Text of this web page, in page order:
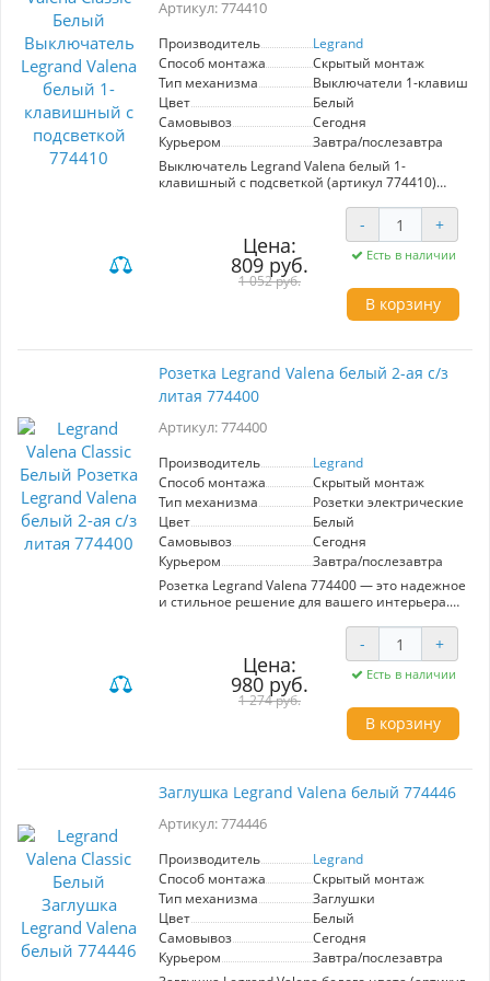
Артикул: 774410
Производитель
Legrand
Способ монтажа
Скрытый монтаж
Тип механизма
Выключатели 1-
Цвет
Белый
Самовывоз
Сегодня
Курьером
Завтра/послезавтра
Выключатель Legrand Valena белый 1-
клавишный с подсветкой (артикул 774410)
освещением в домашних и офисных условиях.
Удобный и стильный, этот выключатель
гармонично впишется в любой интерьер
благодаря своему современному белому цвету
и лаконичному дизайну. Механизм
предназначен для простой и быстрой
установки, что делает его идеальным выбором
обеспечивает легкий доступ к выключателю в
темноте, повышая комфорт использования.
Производитель Legrand известен высоким
качеством своей продукции, что гарантирует
устройства. Выбирая выключатель Valena, вы
эстетику одновременно.
Цена:
809 руб.
1 052 руб.
- +
Есть в наличии
В корзину
Розетка Legrand Valena белый 2-ая с/з
литая 774400
Артикул: 774400
Производитель
Legrand
Способ монтажа
Скрытый монтаж
Тип механизма
Розетки электрические
Цвет
Белый
Самовывоз
Сегодня
Курьером
Завтра/послезавтра
Розетка Legrand Valena 774400 — это надежное
и стильное решение для вашего интерьера.
обеспечивает безопасность и удобство
подключения. Белый цвет гармонично
вписывается в любой интерьер, а качество от
бренда Legrand гарантирует долговечность и
высокую производительность. Идеальный
выбор для тех, кто ценит функциональность и
Цена:
980 руб.
1 274 руб.
- +
Есть в наличии
В корзину
Заглушка Legrand Valena белый 774446
Артикул: 774446
Производитель
Legrand
Способ монтажа
Скрытый монтаж
Тип механизма
Заглушки
Цвет
Белый
Самовывоз
Сегодня
Курьером
Завтра/послезавтра